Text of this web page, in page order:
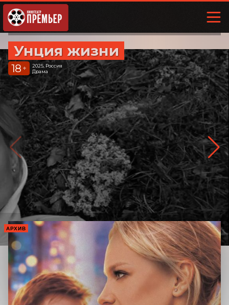
Унция жизни
18 +
2025, Россия
Драма
АРХИВ